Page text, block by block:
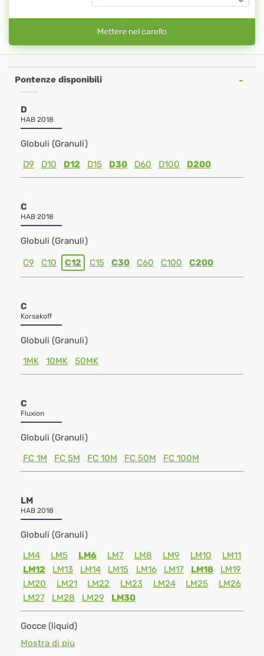
Mettere nel carello
Pontenze disponibili
D
HAB 2018
Globuli (Granuli)
D9
D10 D12 D15 D30 D60 D100 D200
C
HAB 2018
Globuli (Granuli)
C9 C10 C12 C15 C30 C60 C100 C200
C
Korsakoff
Globuli (Granuli)
1MK
10MK 50MK
C
Fluxion
Globuli (Granuli)
FC 1M
FC 5M FC 10M FC 50M FC 100M
LM
HAB 2018
Globuli (Granuli)
LM4
LM5 LM6 LM7 LM8 LM9 LM10
LM11
LM12
LM13 LM14 LM15 LM16 LM17 LM18
LM19
LM20
LM21 LM22 LM23 LM24 LM25
LM26
LM27
LM28 LM29 LM30
Gocce (liquid)
Mostra di piu